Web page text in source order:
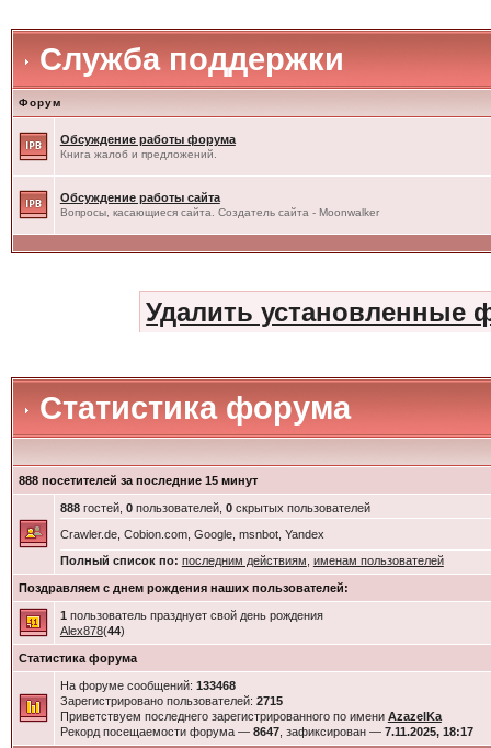
Служба поддержки
Форум
Обсуждение работы форума
Книга жалоб и предложений.
Обсуждение работы сайта
Вопросы, касающиеся сайта. Создатель сайта - Moonwalker
Удалить установленные
Статистика форума
888 посетителей за последние 15 минут
888гостей, 0пользователей, 0скрытых пользователей
Crawler.de, Cobion.com, Google, msnbot, Yandex
Полный список по: последним действиям именам пользователей
Поздравляем с днем рождения наших пользователей:
1 пользователь празднует свой день рождения
Alex878(44)
Статистика форума
На форуме сообщений: 133468
Зарегистрировано пользователей: 2715
Приветствуем последнего зарегистрированного по имени AzazelKa
Рекорд посещаемости форума — 8647, зафиксирован — 7.11.2025, 18:17